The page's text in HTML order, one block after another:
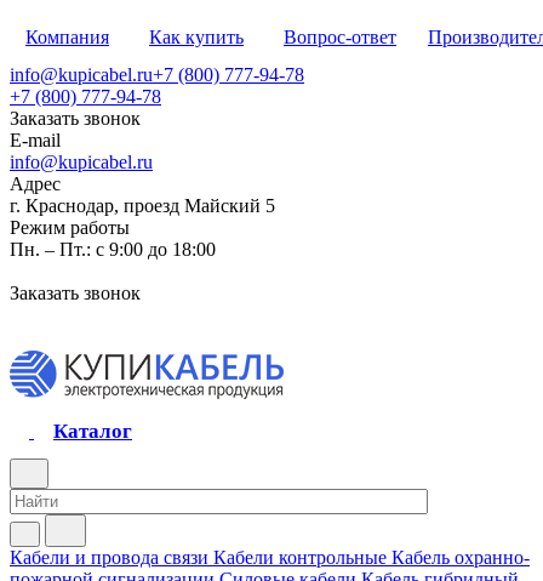
Компания Как купить Вопрос-ответ
info@kupicabel.ru+7 (800) 777-94-78
+7 (800) 777-94-78
Заказать звонок
E-mail
info@kupicabel.ru
Адрес
г. Краснодар, проезд Майский 5
Режим работы
Пн. – Пт.: с 9:00 до 18:00
Заказать звонок
Каталог
Кабели и провода связи Кабели контрольные Кабель охранно-